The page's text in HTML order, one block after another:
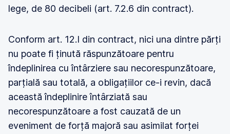
lege, de 80 decibeli (art. 7.2.6 din contract).
Conform art. 12.I din contract, nici una dintre părți
nu poate fi ținută răspunzătoare pentru
îndeplinirea cu întârziere sau necorespunzătoare,
parțială sau totală, a obligațiilor ce-i revin, dacă
această îndeplinire întârziată sau
necorespunzătoare a fost cauzată de un
eveniment de forță majoră sau asimilat forței